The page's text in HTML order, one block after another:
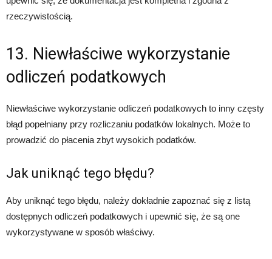
rzeczywistością.
13. Niewłaściwe wykorzystanie
odliczeń podatkowych
Niewłaściwe wykorzystanie odliczeń podatkowych to inny częsty
błąd popełniany przy rozliczaniu podatków lokalnych. Może to
prowadzić do płacenia zbyt wysokich podatków.
Jak uniknąć tego błędu?
Aby uniknąć tego błędu, należy dokładnie zapoznać się z listą
dostępnych odliczeń podatkowych i upewnić się, że są one
wykorzystywane w sposób właściwy.